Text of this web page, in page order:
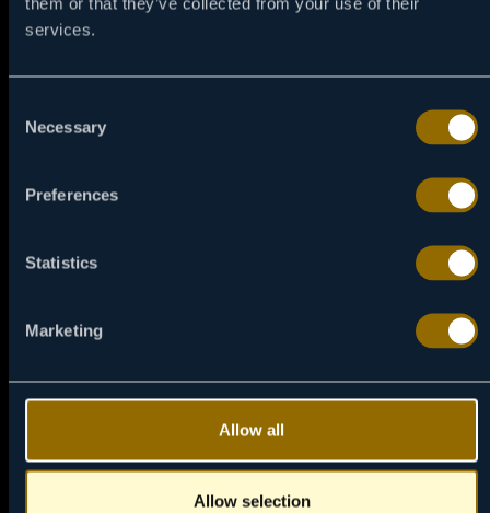
services.
Selection
Necessary
Preferences
Statistics
Marketing
Allow all
Allow selection
Uspešna i sama poslovna žena koja sanja o tome da ima
bebu otkriva da je neplodna i unajmljuje ženu iz
NAPRAVI PODSETNIK